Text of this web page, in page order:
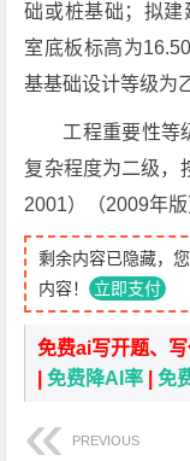
础或桩基础；拟
室底板标高为
基基础设计等级为
工程重要性等
复杂程度为二级，
2001）（2009年
剩余内容已隐藏，
内容！ 立即支付
免费ai写开题、
|免费降AI率 |免
PREVIOUS